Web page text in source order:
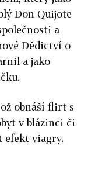
Don Quijote
a
Dědictví o
a jako
obnáší flirt s
v blázinci či
efekt viagry.